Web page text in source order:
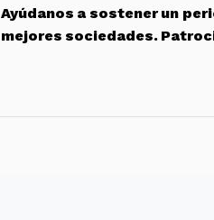
Ayúdanos a sostener un
mejores sociedades.